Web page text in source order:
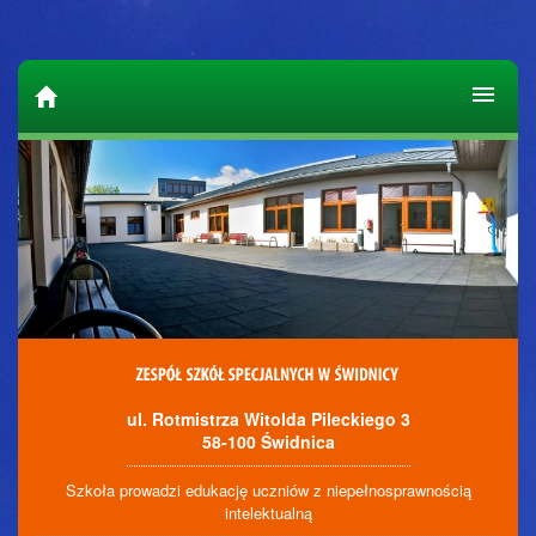
ul. Rotmistrza Witolda Pileckiego 3
58-100 Świdnica
Szkoła prowadzi edukację uczniów z niepełnosprawnością
intelektualną